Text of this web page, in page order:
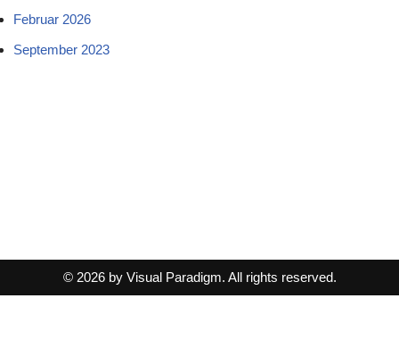
Februar 2026
September 2023
© 2026 by Visual Paradigm. All rights reserved.